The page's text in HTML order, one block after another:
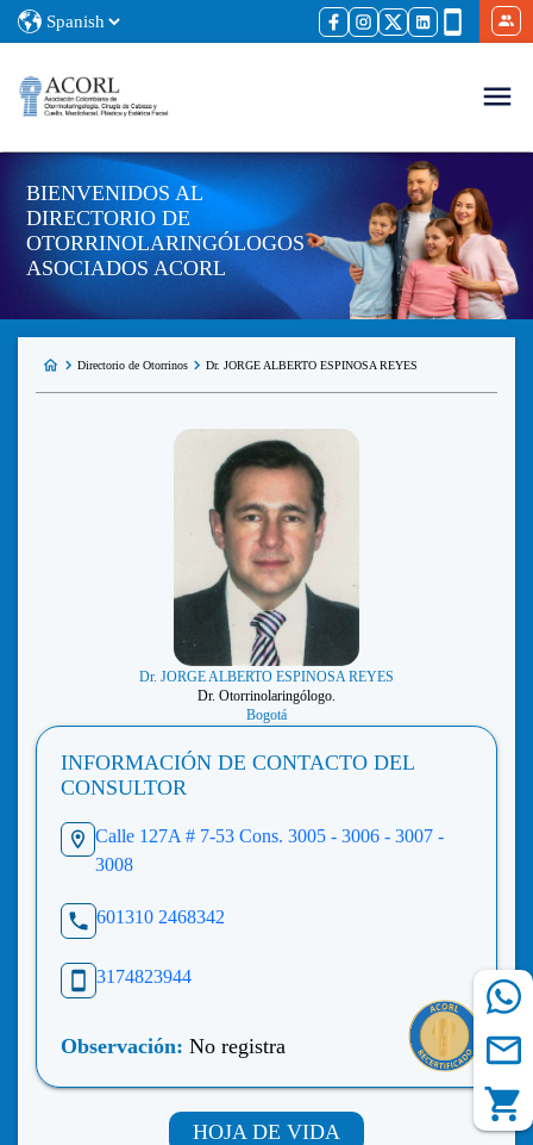
BIENVENIDOS AL
DIRECTORIO DE
OTORRINOLARINGÓLOGOS
ASOCIADOS ACORL
Directorio de Otorrinos Dr. JORGE ALBERTO ESPINOSA REYES
Dr. JORGE ALBERTO ESPINOSA REYES
Dr. Otorrinolaringólogo.
Bogotá
INFORMACIÓN DE CONTACTO DEL
CONSULTOR
Calle 127A # 7-53 Cons. 3005 - 3006 - 3007 -
3008
601310 2468342
3174823944
Observación: No registra
HOJA DE VIDA